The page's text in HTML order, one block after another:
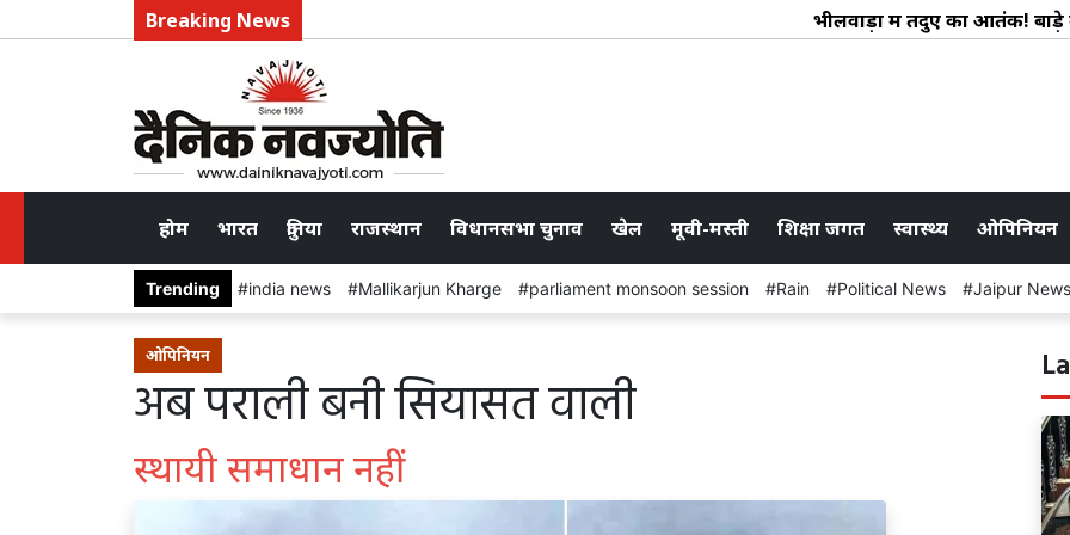
Breaking News भीलवाड़ा में तेंदुए का आतंक! बाड़े में
होम भारत दुनिया राजस्थान विधानसभा चुनाव खेल मूवी-मस्ती शिक्षा जगत स्वास्थ्य ओपिनियन
Trending india news Mallikarjun Kharge parliament monsoon session Rain Political News Jaipur
ओपिनियन
अब पराली बनी सियासत वाली
स्थायी समाधान नहीं